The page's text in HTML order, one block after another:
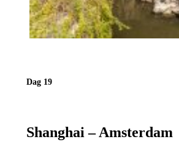
Dag 19
Shanghai – Amsterdam